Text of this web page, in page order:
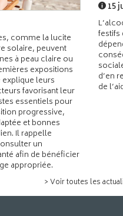
comme la lucite
solaire, peuvent
à peau claire ou
expositions
explique leurs
favorisant leur
essentiels pour
progressive,
et bonnes
Il rappelle
un
afin de bénéficier
appropriée.
15
festifs
d’en
de
> Voir toutes les